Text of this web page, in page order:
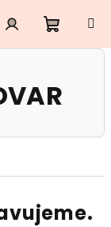
Přihlášení
košík